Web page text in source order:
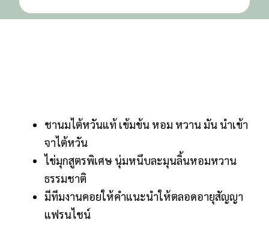
ชานมไต้หวันแท้ เข้มข้น หอม หวาน มัน นำเข้า
จาไต้หวัน
ไข่มุกสูตรพิเศษ นุ่มหนึบละมุนลิ้นหอมหวาน
ธรรมชาติ
มีทีมงานคอยให้คำแนะนำให้ตลอดอายุสัญญา
แฟรนไชน์